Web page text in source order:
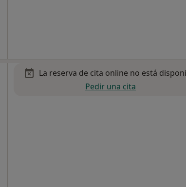
La reserva de cita online no está
Pedir una cita